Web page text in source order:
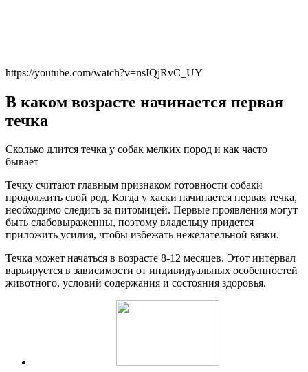
https://youtube.com/watch?v=nsIQjRvC_UY
В каком возрасте начинается первая
течка
Сколько длится течка у собак мелких пород и как часто
бывает
Течку считают главным признаком готовности собаки
продолжить свой род. Когда у хаски начинается первая течка,
необходимо следить за питомицей. Первые проявления могут
быть слабовыраженны, поэтому владельцу придется
приложить усилия, чтобы избежать нежелательной вязки.
Течка может начаться в возрасте 8-12 месяцев. Этот интервал
варьируется в зависимости от индивидуальных особенностей
животного, условий содержания и состояния здоровья.